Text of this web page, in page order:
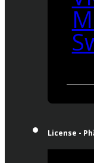
License -